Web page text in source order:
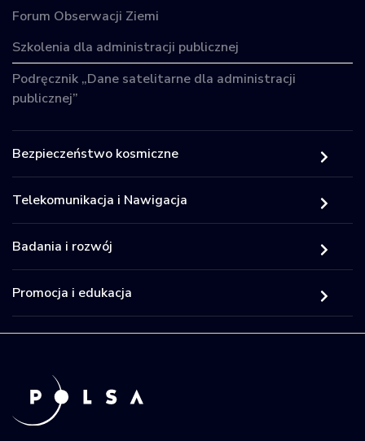
Forum Obserwacji Ziemi
Szkolenia dla administracji publicznej
Podręcznik „Dane satelitarne dla administracji
publicznej”
Bezpieczeństwo kosmiczne
Telekomunikacja i Nawigacja
Badania i rozwój
Promocja i edukacja